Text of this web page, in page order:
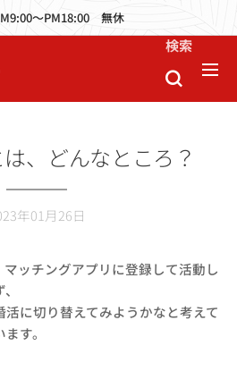
～PM18:00 無休
検索
、どんなところ？
年01月26日
ッチングアプリに登録して活動し
に切り替えてみようかなと考えて
す。